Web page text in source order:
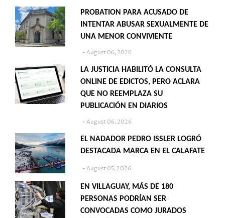
PROBATION PARA ACUSADO DE
INTENTAR ABUSAR SEXUALMENTE DE
UNA MENOR CONVIVIENTE
August 06, 2026
LA JUSTICIA HABILITÓ LA CONSULTA
ONLINE DE EDICTOS, PERO ACLARA
QUE NO REEMPLAZA SU
PUBLICACIÓN EN DIARIOS
August 06, 2026
EL NADADOR PEDRO ISSLER LOGRÓ
DESTACADA MARCA EN EL CALAFATE
August 05, 2026
EN VILLAGUAY, MÁS DE 180
PERSONAS PODRÍAN SER
CONVOCADAS COMO JURADOS